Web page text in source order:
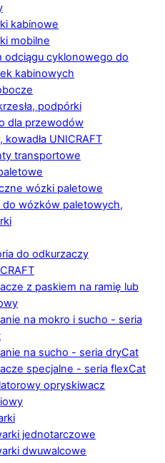
kabinowe
mobilne
odciągu cyklonowego do
kabinowych
podpórki
dla przewodów
kowadła UNICRAFT
transportowe
wózki paletowe
do wózków paletowych,
do odkurzaczy
z paskiem na ramię lub
na mokro i sucho - seria
na sucho - seria dryCat
specjalne - seria flexCat
opryskiwacz
jednotarczowe
dwuwalcowe